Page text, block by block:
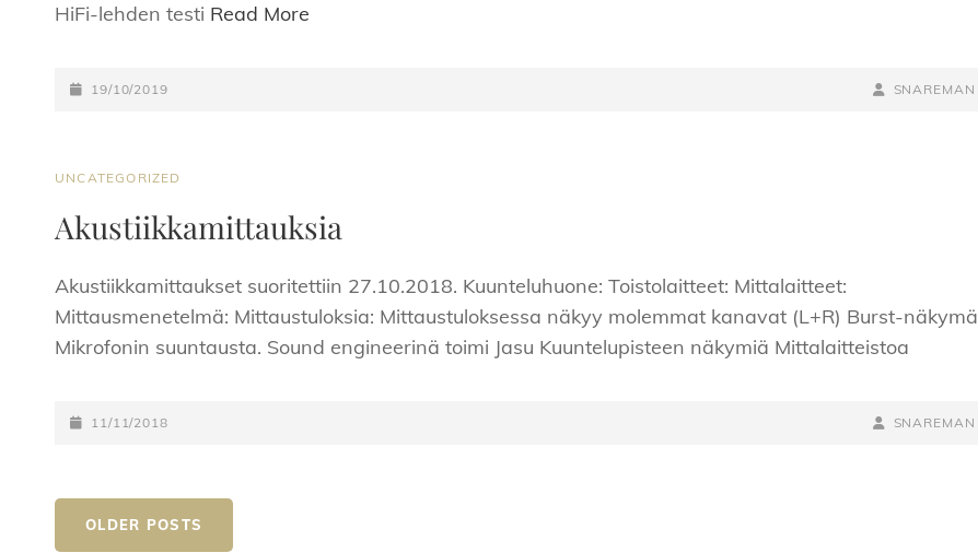
HiFi-lehden testi Read More
POSTED-
19/10/2019
BY
BYLINE
SNAREMAN
CAT
UNCATEGORIZED
Akustiikkamittauksia
Akustiikkamittaukset suoritettiin 27.10.2018. Kuunteluhuone: Toistolaitteet: Mittalaitteet:
Mittausmenetelmä: Mittaustuloksia: Mittaustuloksessa näkyy molemmat kanavat (L+R) Burst-näkymä
Mikrofonin suuntausta. Sound engineerinä toimi Jasu Kuuntelupisteen näkymiä Mittalaitteistoa
POSTED-
11/11/2018
BY
BYLINE
SNAREMAN
Posts
navigation
OLDER POSTS